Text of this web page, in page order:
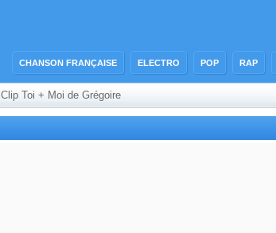
CHANSON FRANÇAISE ELECTRO POP RAP
Clip Toi + Moi de Grégoire